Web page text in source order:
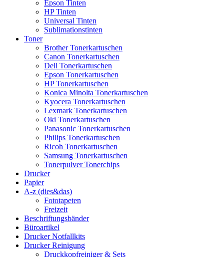
Epson Tinten
HP Tinten
Universal Tinten
Sublimationstinten
Toner
Brother Tonerkartuschen
Canon Tonerkartuschen
Dell Tonerkartuschen
Epson Tonerkartuschen
HP Tonerkartuschen
Konica Minolta Tonerkartuschen
Kyocera Tonerkartuschen
Lexmark Tonerkartuschen
Oki Tonerkartuschen
Panasonic Tonerkartuschen
Philips Tonerkartuschen
Ricoh Tonerkartuschen
Samsung Tonerkartuschen
Tonerpulver Tonerchips
Drucker
Papier
A-z (dies&das)
Fototapeten
Freizeit
Beschriftungsbänder
Büroartikel
Drucker Notfallkits
Drucker Reinigung
Druckkopfreiniger & Sets